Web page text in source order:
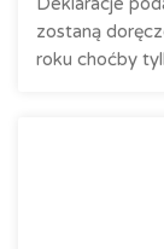
zostaną
roku choćby